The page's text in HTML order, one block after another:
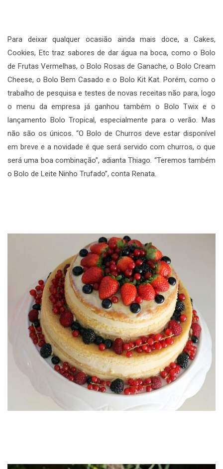
Para deixar qualquer ocasião ainda mais doce, a Cakes,
Cookies, Etc traz sabores de dar água na boca, como o Bolo
de Frutas Vermelhas, o Bolo Rosas de Ganache, o Bolo Cream
Cheese, o Bolo Bem Casado e o Bolo Kit Kat. Porém, como o
trabalho de pesquisa e testes de novas receitas não para, logo
o menu da empresa já ganhou também o Bolo Twix e o
lançamento Bolo Tropical, especialmente para o verão. Mas
não são os únicos. “O Bolo de Churros deve estar disponível
em breve e a novidade é que será servido com churros, o que
será uma boa combinação”, adianta Thiago. “Teremos também
o Bolo de Leite Ninho Trufado”, conta Renata.